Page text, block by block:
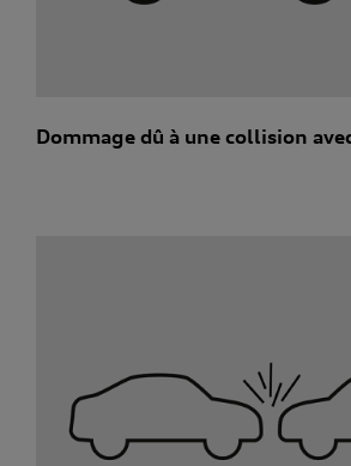
Dommage dû à une collision